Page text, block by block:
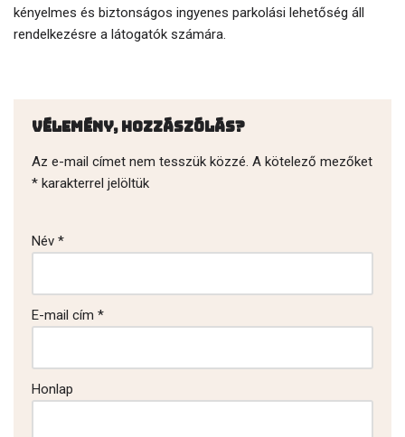
kényelmes és biztonságos ingyenes parkolási lehetőség áll
rendelkezésre a látogatók számára.
Vélemény, hozzászólás?
Az e-mail címet nem tesszük közzé. A kötelező mezőket
* karakterrel jelöltük
Név *
E-mail cím *
Honlap